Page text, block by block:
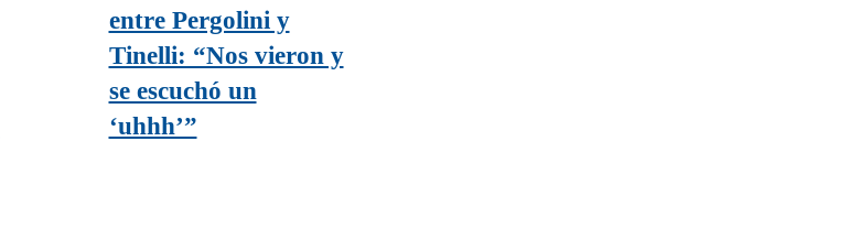
entre Pergolini y
Tinelli: “Nos vieron y
se escuchó un
‘uhhh’”